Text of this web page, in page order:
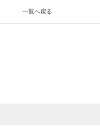
一覧へ戻る